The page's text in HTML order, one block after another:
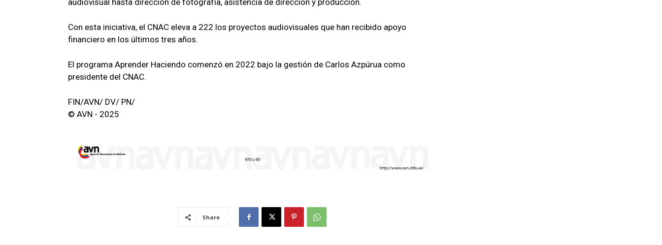
Con esta iniciativa, el CNAC eleva a 222 los proyectos audiovisuales que han recibido apoyo
financiero en los últimos tres años.
El programa Aprender Haciendo comenzó en 2022 bajo la gestión de Carlos Azpúrua como
presidente del CNAC.
FIN/AVN/ DV/ PN/
© AVN - 2025
Share